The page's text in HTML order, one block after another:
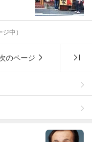
ジ中）
のページ